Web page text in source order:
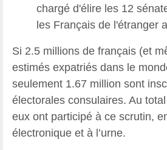
chargé d'élire les 12
les Français de l'étranger
Si 2.5 millions de français (et
estimés expatriés dans le
seulement 1.67 million sont
électorales consulaires. Au total
eux ont participé à ce scrutin,
électronique et à l’urne.